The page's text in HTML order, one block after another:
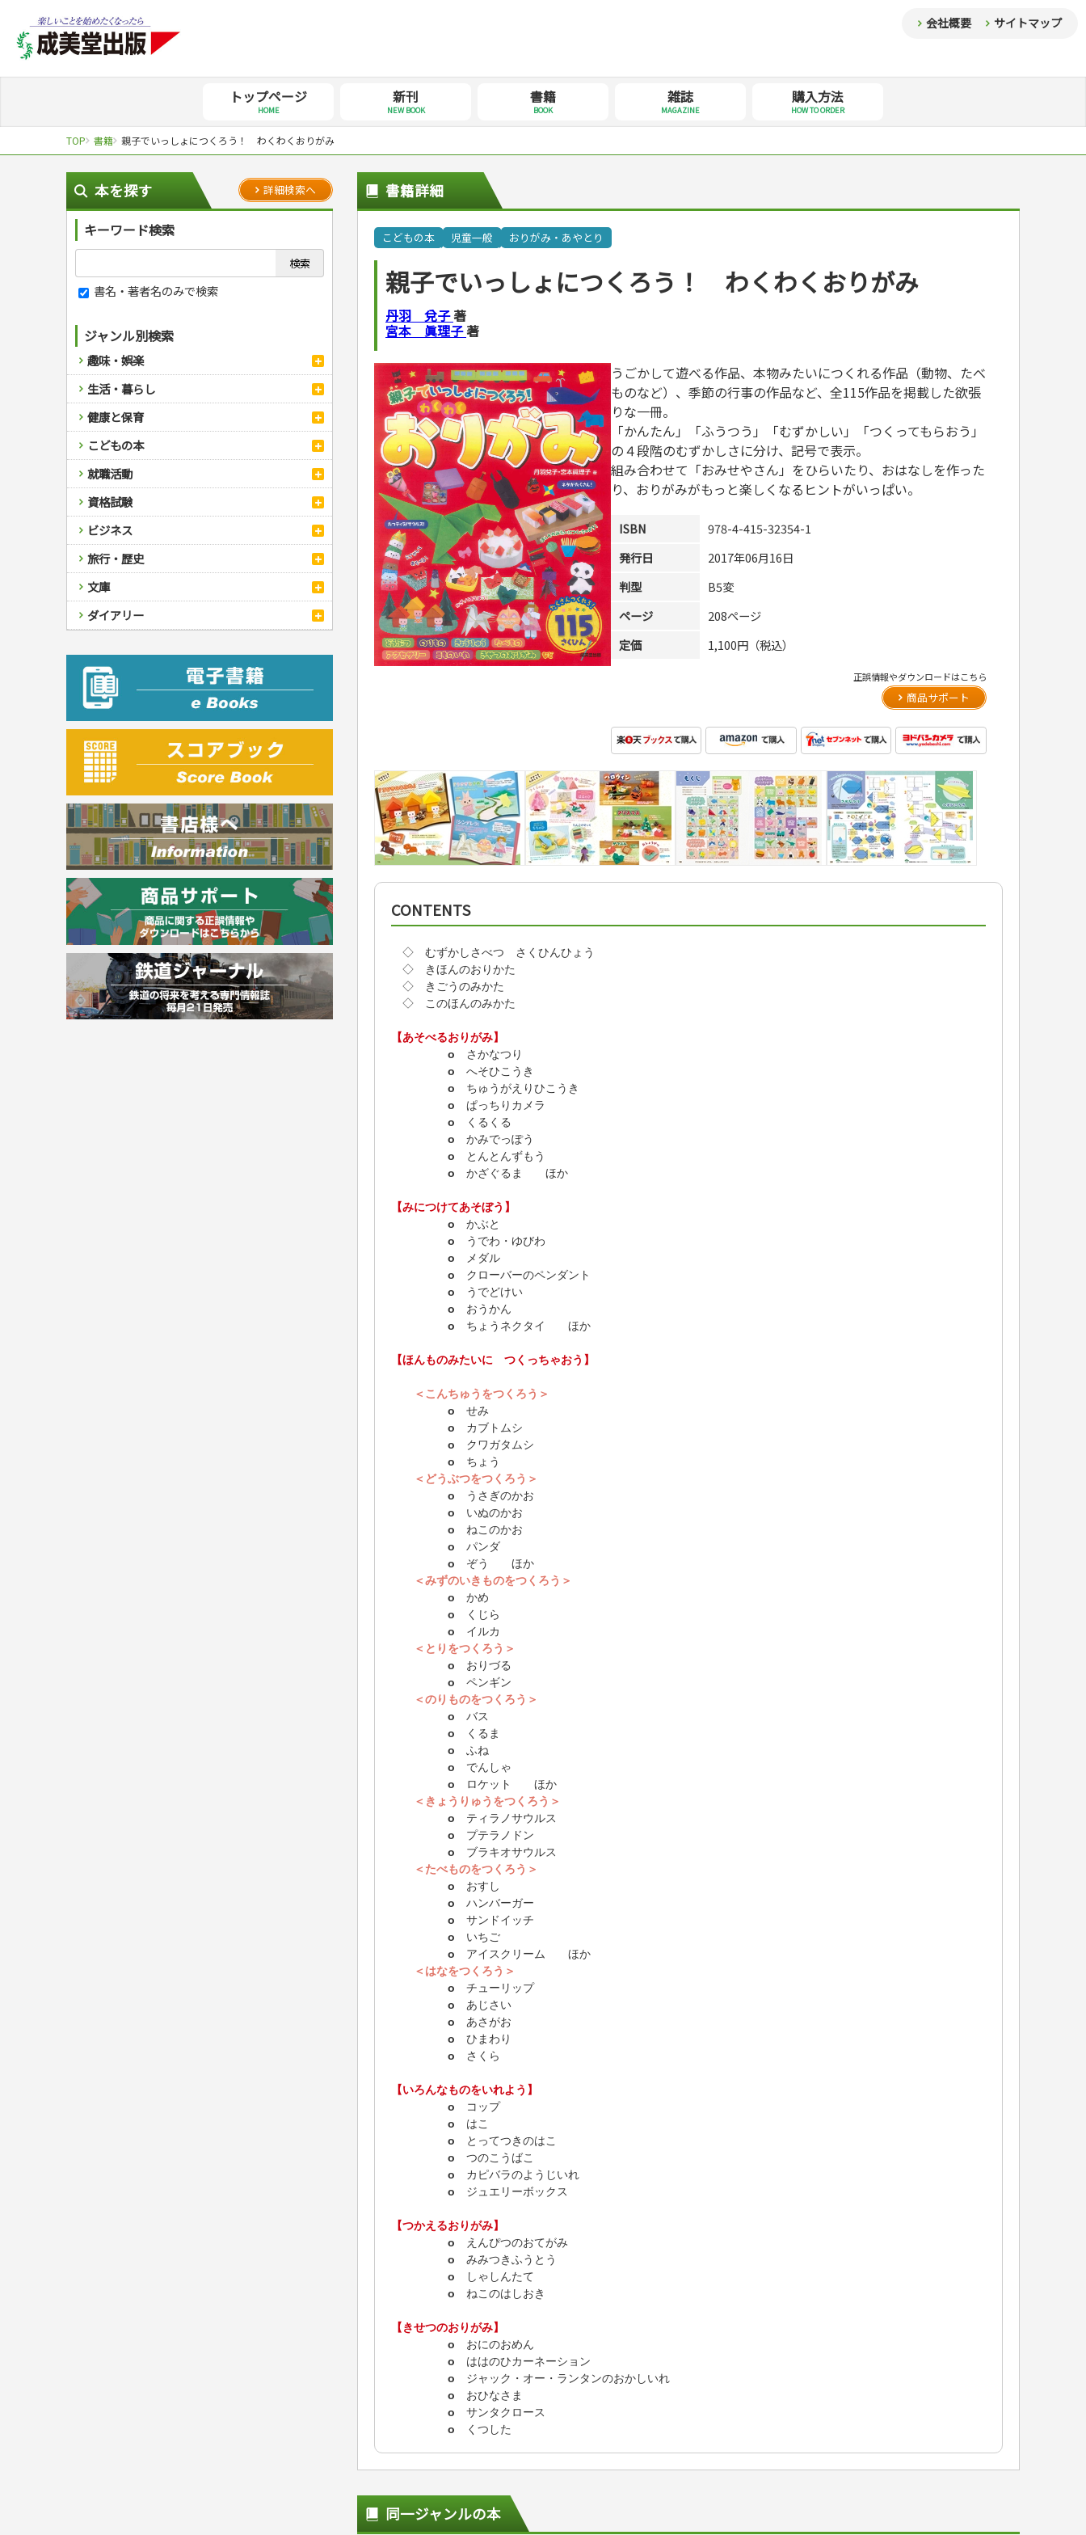
会社概要 サイトマップ
トップページ
HOME
新刊
NEW BOOK
書籍
BOOK
雑誌
MAGAZINE
購入方法
HOW TO ORDER
TOP 書籍 親子でいっしょにつくろう！ わくわくおりがみ
本を探す 詳細検索へ
キーワード検索
書名・著者名のみで検索
ジャンル別検索
趣味・娯楽
スポーツ
スポーツルール
野球
ゴルフ
トレーニング
ジュニアスポーツ
その他スポーツ
自然・アウトドア・ペット
アウトドア
犬・猫
ペット・飼育
園芸・野菜づくり
雑学
娯楽・ゲーム・占い
ナンプレ
囲碁・将棋・麻雀
ゲーム・マジック
家相・風水・占い
カルチャー・芸術・趣味
鉄道・車・自転車
音楽・楽器
趣味・鑑賞・カメラ
絵画・デッサン
俳句・詩・ことば
辞典・語学
辞典
語学・旅行会話
運転免許
原付・二輪
普通免許
その他免許
生活・暮らし
料理
料理・レシピ
おもてなし・ごちそう料理
各国料理
お弁当
健康メニュー・ダイエット
調理器具クッキング
お菓子・ケーキ・パン
飲み物・お酒
手芸・クラフト
編み物
ソーイング
クラフト
住まい・インテリア・暮らし
インテリア・ハウジング
収納・掃除・暮らし
美容・ファッション
ダイエット・エクササイズ
メイク・ネイル・ヘア
着物・着つけ
冠婚葬祭・手紙・ペン字
冠婚葬祭・スピーチ・マナー
手紙・ペン字
妊娠・出産・育児
妊娠・出産・育児
離乳食・幼児食・こどもレシピ
健康と保育
家庭医学・健康
ツボ・マッサージ
家庭医学・病気
健康知識
栄養事典
生活習慣病
看護・介護
看護一般
介護一般
保育・教育
パネルシアター
指導マニュアル
こどもの本
児童一般
おりがみ・あやとり
なぞなぞ・ゲーム
占い・心理ゲーム
のりもの・ずかん
読み物・絵本
音と光のでる絵本
学参・ドリル
夏休みドリル
総復習ドリル
学習・地図
自由研究・読書感想文
えんぴつちょう
就職活動
就職活動
就職試験
公務員試験
資格試験
検定試験・資格試験
英語検定・TOEIC
漢字検定・数学検定
簿記検定
ケアマネジャー
介護・社会福祉士
司法書士・社労士
行政書士・宅建
FP
衛生管理・運行管理
建築・土木
電気・危険物
調理師
スキル・キャリアアップ
危険物取扱者
消防設備士
登録販売者
その他資格試験
ビジネス
経営・経済・法律
マネー・株・資産
簿記・経理・税金・保険
その他ビジネス
自己啓発
ビジネス読み物
旅行・歴史
国内・海外旅行
国外旅行
国内旅行
散歩・グルメ
地理・歴史
地理・地図
歴史
文庫
文庫
成美文庫
ダイアリー
プラチナダイアリー プレステージ
書籍詳細
こどもの本 児童一般 おりがみ・あやとり
親子でいっしょにつくろう！ わくわくおりがみ
丹羽 兌子著
宮本 眞理子著
うごかして遊べる作品、本物みたいにつくれる作品（動物、たべ
ものなど）、季節の行事の作品など、全115作品を掲載した欲張
りな一冊。
「かんたん」「ふうつう」「むずかしい」「つくってもらおう」
の４段階のむずかしさに分け、記号で表示。
組み合わせて「おみせやさん」をひらいたり、おはなしを作った
り、おりがみがもっと楽しくなるヒントがいっぱい。
ISBN
978-4-415-32354-1
発行日
2017年06月16日
判型
B5変
ページ
208ページ
定価
1,100円（税込）
正誤情報やダウンロードはこちら
商品サポート
CONTENTS
◇ むずかしさべつ さくひんひょう
◇ きほんのおりかた
◇ きごうのみかた
◇ このほんのみかた
【あそべるおりがみ】
o さかなつり
o へそひこうき
o ちゅうがえりひこうき
o ぱっちりカメラ
o くるくる
o かみでっぽう
o とんとんずもう
o かざぐるま ほか
【みにつけてあそぼう】
o かぶと
o うでわ・ゆびわ
o メダル
o クローバーのペンダント
o うでどけい
o おうかん
o ちょうネクタイ ほか
【ほんものみたいに つくっちゃおう】
＜こんちゅうをつくろう＞
o せみ
o カブトムシ
o クワガタムシ
o ちょう
＜どうぶつをつくろう＞
o うさぎのかお
o いぬのかお
o ねこのかお
o パンダ
o ぞう ほか
＜みずのいきものをつくろう＞
o かめ
o くじら
o イルカ
＜とりをつくろう＞
o おりづる
o ペンギン
＜のりものをつくろう＞
o バス
o くるま
o ふね
o でんしゃ
o ロケット ほか
＜きょうりゅうをつくろう＞
o ティラノサウルス
o プテラノドン
o ブラキオサウルス
＜たべものをつくろう＞
o おすし
o ハンバーガー
o サンドイッチ
o いちご
o アイスクリーム ほか
＜はなをつくろう＞
o チューリップ
o あじさい
o あさがお
o ひまわり
o さくら
【いろんなものをいれよう】
o コップ
o はこ
o とってつきのはこ
o つのこうばこ
o カピバラのようじいれ
o ジュエリーボックス
【つかえるおりがみ】
o えんぴつのおてがみ
o みみつきふうとう
o しゃしんたて
o ねこのはしおき
【きせつのおりがみ】
o おにのおめん
o ははのひカーネーション
o ジャック・オー・ランタンのおかしいれ
o おひなさま
o サンタクロース
o くつした
同一ジャンルの本